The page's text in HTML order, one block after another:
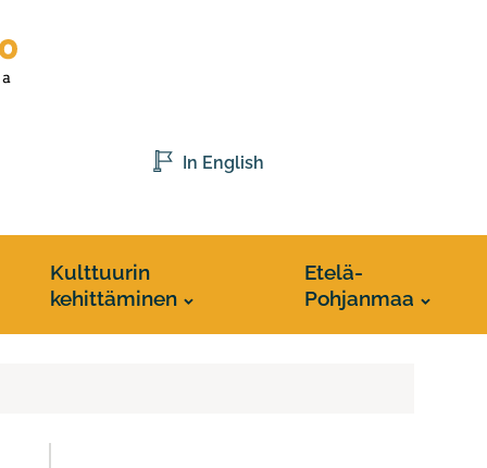
In English
Kulttuurin
kehittäminen
Etelä-
Pohjanmaa